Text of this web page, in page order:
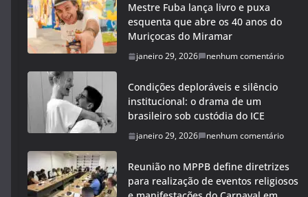
Mestre Fuba lança livro e puxa
esquenta que abre os 40 anos do
Muriçocas do Miramar
janeiro 29, 2026 nenhum comentário
Condições deploráveis e silêncio
institucional: o drama de um
brasileiro sob custódia do ICE
janeiro 29, 2026 nenhum comentário
Reunião no MPPB define diretrizes
para realização de eventos religiosos